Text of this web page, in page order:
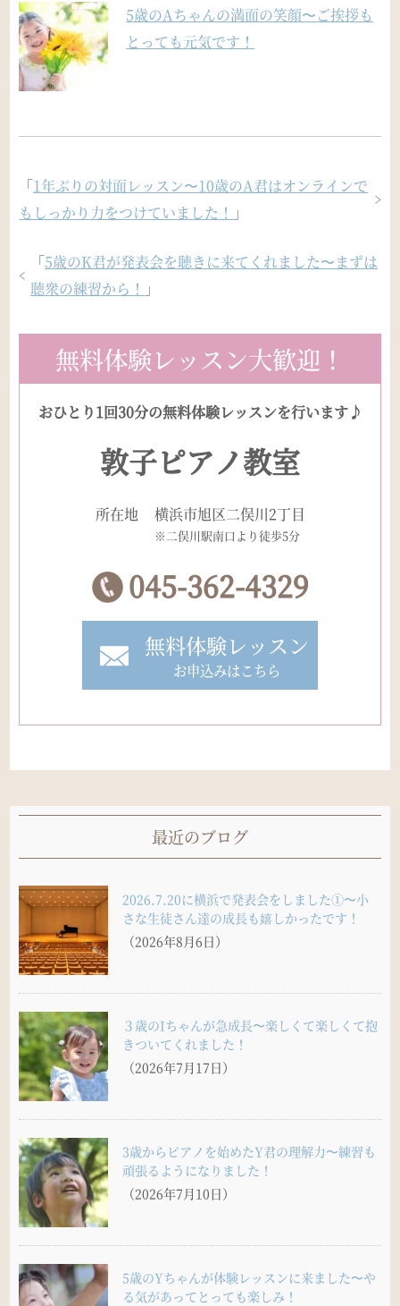
5歳のAちゃんの満面の笑顔〜ご挨拶も
とっても元気です！
「1年ぶりの対面レッスン〜10歳のA君はオンラインで
もしっかり力をつけていました！ 」
「5歳のK君が発表会を聴きに来てくれました〜まずは
聴衆の練習から！ 」
無料体験レッスン大歓迎！
おひとり1回30分の無料体験レッスンを行います♪
敦子ピアノ教室
所在地 横浜市旭区二俣川2丁目
※二俣川駅南口より徒歩5分
045-362-4329
無料体験レッスン
お申込みはこちら
最近のブログ
2026.7.20に横浜で発表会をしました①〜小
さな生徒さん達の成長も嬉しかったです！
（2026年8月6日）
３歳のIちゃんが急成長〜楽しくて楽しくて抱
きついてくれました！
（2026年7月17日）
3歳からピアノを始めたY君の理解力〜練習も
頑張るようになりました！
（2026年7月10日）
5歳のYちゃんが体験レッスンに来ました〜や
る気があってとっても楽しみ！